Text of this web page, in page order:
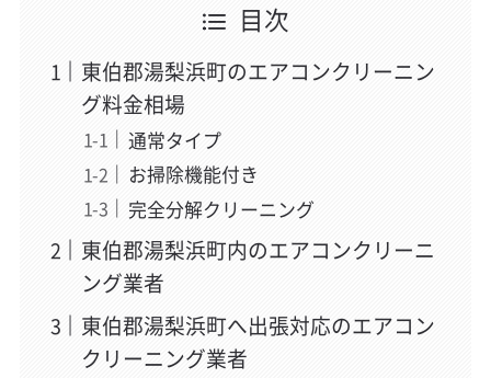
目次
東伯郡湯梨浜町のエアコンクリーニン
グ料金相場
通常タイプ
お掃除機能付き
完全分解クリーニング
東伯郡湯梨浜町内のエアコンクリーニ
ング業者
東伯郡湯梨浜町へ出張対応のエアコン
クリーニング業者